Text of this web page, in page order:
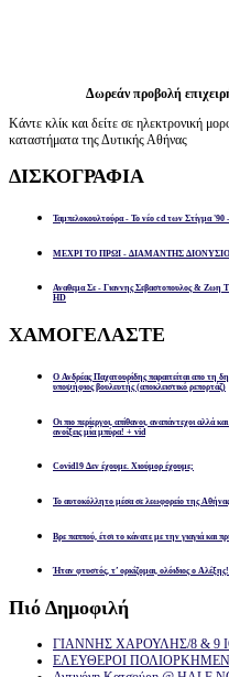
Δωρεάν προβολή
Κάντε κλίκ και δείτε σε ηλεκτρονική
καταστήματα της Δυτικής Αθήνας
ΔΙΣΚΟΓΡΑΦΙΑ
Ταμπελοκουλτούρα - Το νέο cd των Στίγμα '90
ΜΕΧΡΙ ΤΟ ΠΡΩΙ - ΔΙΑΜΑΝΤΗΣ
Αναθεμα Σε - Γιαννης Σεβαστοπουλος & Ζωη
HD
ΧΑΜΟΓΕΛΑΣΤΕ
Ο Ανδρέας Παχατουρίδης παραιτείται απο τη
υποψήφιος βουλευτής (αποκλειστικό ρεπορτάζ)
Οι πιο περίεργοι, απίθανοι, αναπάντεχοι αλλά
ανοίξεις μία μπύρα! + vid
Covid19 Δεν έχουμε. Χιούμορ έχουμε;
Το αυτοκόλλητο μέσα σε λεωφορείο της Αθήνας
Βρε παππού, έτσι το κάνατε με την γιαγιά και
Ήταν φτυστός, τ’ ορκίζομαι, ολόιδιος ο
Πιό Δημοφιλή
ΓΙΑΝΝΗΣ ΧΑΡΟΥΛΗΣ/8 & 9
ΕΛΕΥΘΕΡΟΙ